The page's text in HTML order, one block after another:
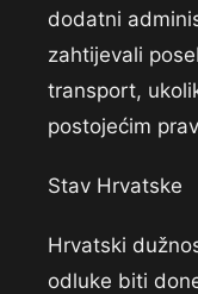
dodatni
zahtijevali
transport,
postojećim
Stav Hrvatske
Hrvatski
odluke biti